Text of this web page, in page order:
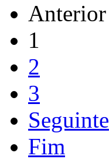
Anterior
1
2
3
Seguinte
Fim